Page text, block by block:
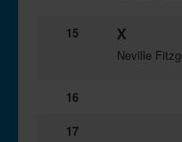
15 X
Neville
16
17